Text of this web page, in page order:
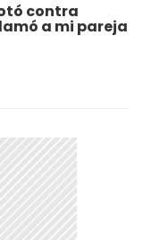
contra
a mi pareja